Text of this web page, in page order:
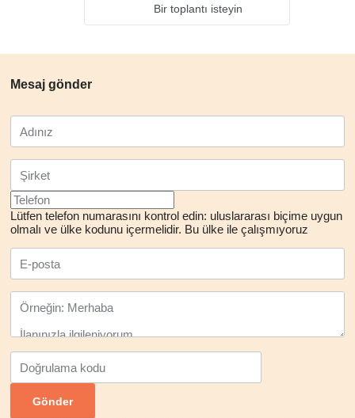
Bir toplantı isteyin
Mesaj gönder
Lütfen telefon numarasını kontrol edin: uluslararası biçime uygun
olmalı ve ülke kodunu içermelidir. Bu ülke ile çalışmıyoruz